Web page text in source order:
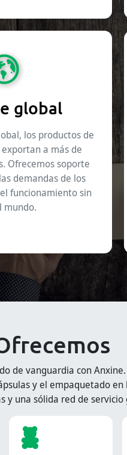
global
los productos de
a más de
Ofrecemos soporte
demandas de los
funcionamiento sin
mundo.
de vanguardia con
y el empaquetado en
y una sólida red de servicio